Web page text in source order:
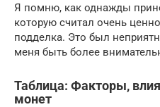
Я помню, как однажды
которую считал очень
подделка. Это был
меня быть более
Таблица: Факторы,
монет